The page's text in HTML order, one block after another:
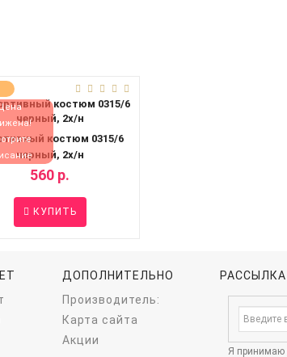
костюм 0315/6
черный, 2х/н
560 р.
КУПИТЬ
ДОПОЛНИТЕЛЬНО
Производитель:
Карта сайта
Акции
РАССЫЛКА
Я принимаю